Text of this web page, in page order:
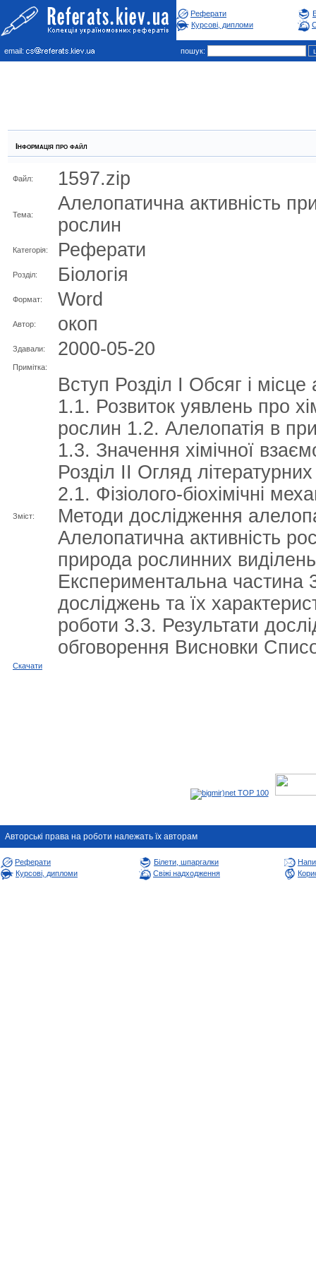
Реферати
Курсові, дипломи
email: пошук:
Інформація про файл
Файл: 1597.zip
Тема:
Алелопатична активність
рослин
Категорія: Реферати
Розділ: Бiологiя
Формат: Word
Автор: окоп
Здавали: 2000-05-20
Примітка:
Зміст:
Вступ Розділ І Обсяг і місце
1.1. Розвиток уявлень про
рослин 1.2. Алелопатія в
1.3. Значення хімічної
Розділ ІІ Огляд
2.1. Фізіолого-біохімічні
Методи дослідження
Алелопатична активність
природа рослинних виділень
Експериментальна частина
досліджень та їх
роботи 3.3. Результати
обговорення Висновки
Cкачати
Авторськi права на роботи належать їх авторам
Реферати Білети, шпаргалки
Курсові, дипломи
Свіжі надходження